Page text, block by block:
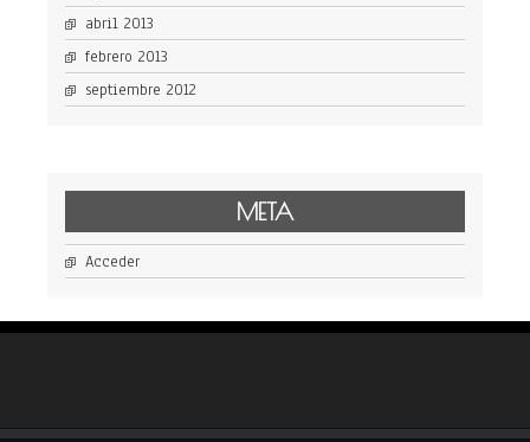
abril 2013
febrero 2013
septiembre 2012
META
Acceder